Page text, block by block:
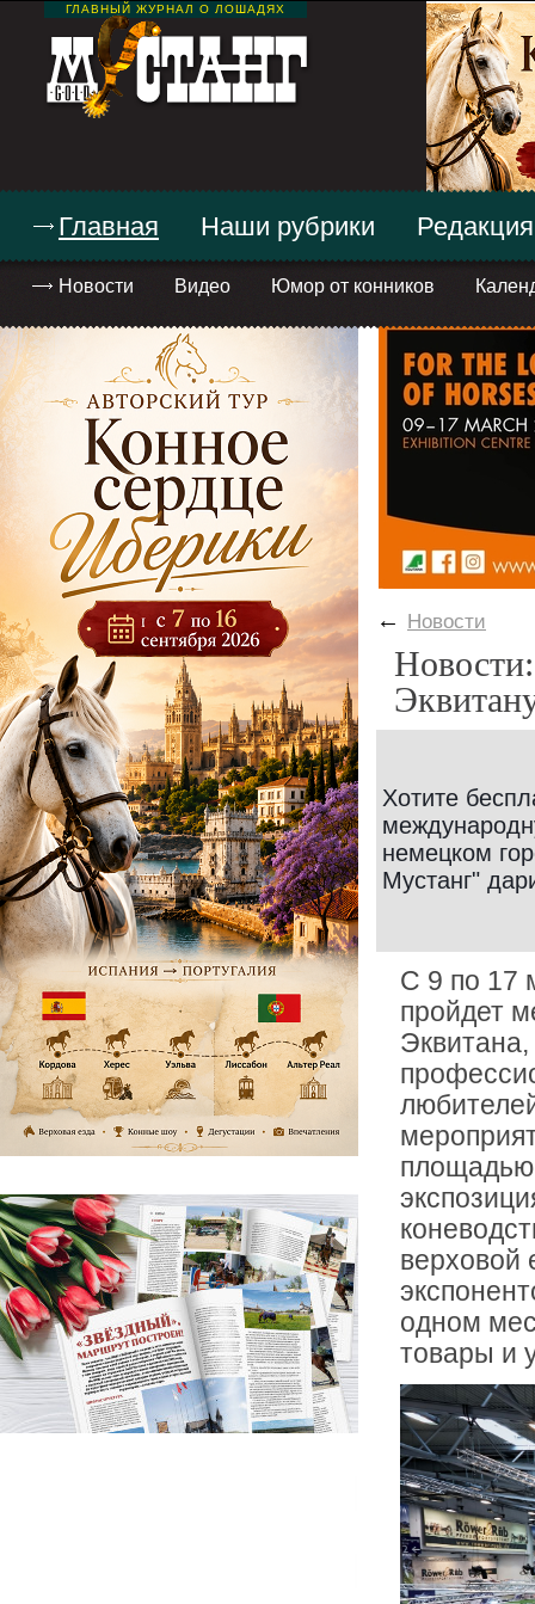
ГЛАВНЫЙ ЖУРНАЛ О ЛОШАДЯХ
Главная
Новости Видео Юмор от конников
Наши рубрики Редакция
← Новости
Хотите
немецком
Мустанг"
С 9 по 17
пройдет
площадью
верховой
одном
товары и